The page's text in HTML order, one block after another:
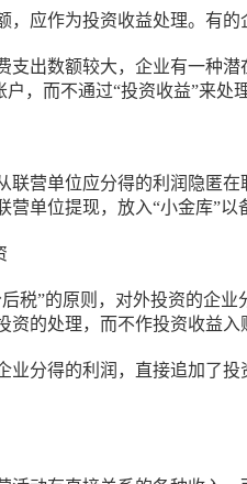
，应作为投资收益处理。有
出数额较大，企业有一种
，而不通过“投资收益”来
营单位应分得的利润隐匿
单位提现，放入“小金库”以
税”的原则，对外投资的企
的处理，而不作投资收益入
分得的利润，直接追加了